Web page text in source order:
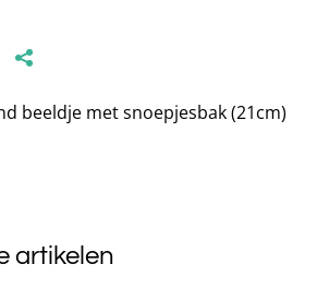
beeldje met snoepjesbak (21cm)
artikelen